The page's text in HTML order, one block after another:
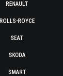
RENAULT
ROLLS-ROYCE
SEAT
SKODA
SMART